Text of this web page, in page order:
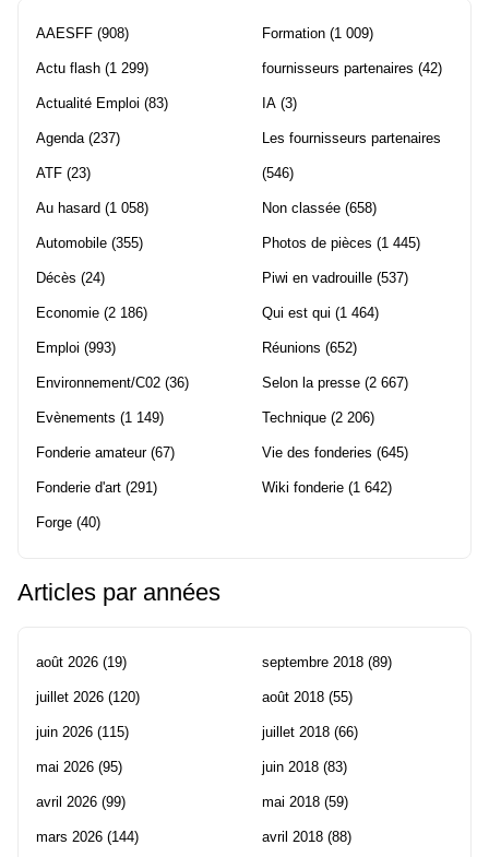
AAESFF (908)
Actu flash (1 299)
Actualité Emploi (83)
Agenda(237)
ATF (23)
Au hasard (1 058)
Automobile (355)
Décès (24)
Economie (2 186)
Emploi (993)
Environnement/C02 (36)
Evènements (1 149)
Fonderie amateur(67)
Fonderie d'art (291)
Forge (40)
Formation (1 009)
fournisseurs partenaires (42)
IA (3)
Les fournisseurs partenaires
(546)
Non classée (658)
Photos de pièces (1 445)
Piwi en vadrouille (537)
Qui est qui (1 464)
Réunions (652)
Selon la presse (2 667)
Technique (2 206)
Vie des fonderies (645)
Wiki fonderie (1 642)
Articles par années
août 2026 (19)
juillet 2026 (120)
juin 2026 (115)
mai 2026 (95)
avril 2026 (99)
mars 2026 (144)
septembre 2018 (89)
août 2018 (55)
juillet 2018 (66)
juin 2018 (83)
mai 2018 (59)
avril 2018 (88)